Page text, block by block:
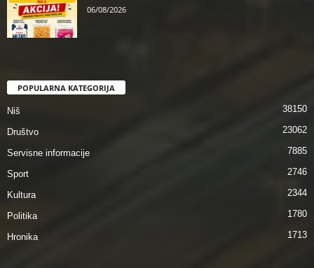
06/08/2026
POPULARNA KATEGORIJA
Niš 38150
Društvo 23062
Servisne informacije 7885
Sport 2746
Kultura 2344
Politika 1780
Hronika 1713